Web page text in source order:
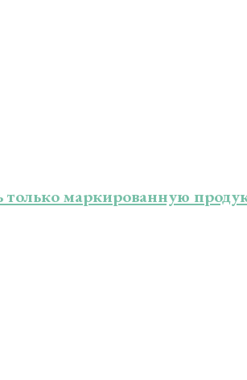
только маркированную